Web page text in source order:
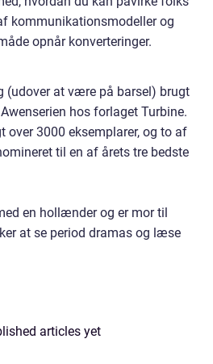
kommunikationsmodeller og
opnår konverteringer.
(udover at være på barsel) brugt
hos forlaget Turbine.
over 3000 eksemplarer, og to af
til en af årets tre bedste
en hollænder og er mor til
at se period dramas og læse
articles yet